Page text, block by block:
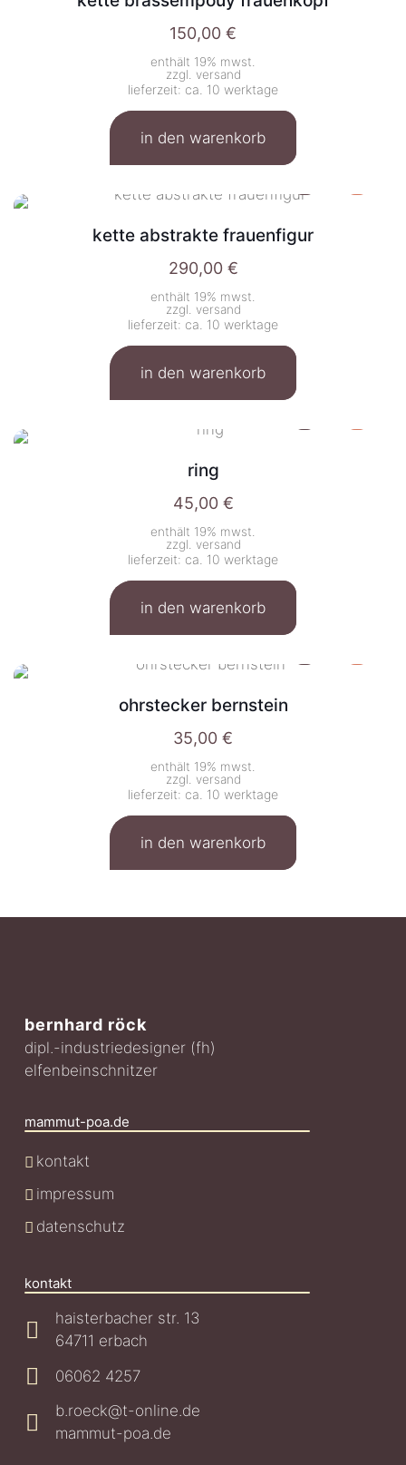
150,00 €
enthält 19% mwst.
zzgl. versand
lieferzeit: ca. 10 werktage
in den warenkorb
kette abstrakte frauenfigur
290,00 €
enthält 19% mwst.
zzgl. versand
lieferzeit: ca. 10 werktage
in den warenkorb
ring
45,00 €
enthält 19% mwst.
zzgl. versand
lieferzeit: ca. 10 werktage
in den warenkorb
ohrstecker bernstein
35,00 €
enthält 19% mwst.
zzgl. versand
lieferzeit: ca. 10 werktage
in den warenkorb
bernhard röck
dipl.-industriedesigner (fh)
elfenbeinschnitzer
mammut-poa.de
kontakt
impressum
datenschutz
kontakt
haisterbacher str. 13
64711 erbach
06062 4257
b.roeck@t-online.de
mammut-poa.de